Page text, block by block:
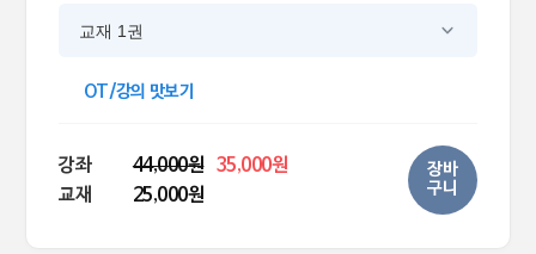
교재 1권
OT/강의 맛보기
강좌 44,000원 35,000원
교재
25,000원
장바
구니